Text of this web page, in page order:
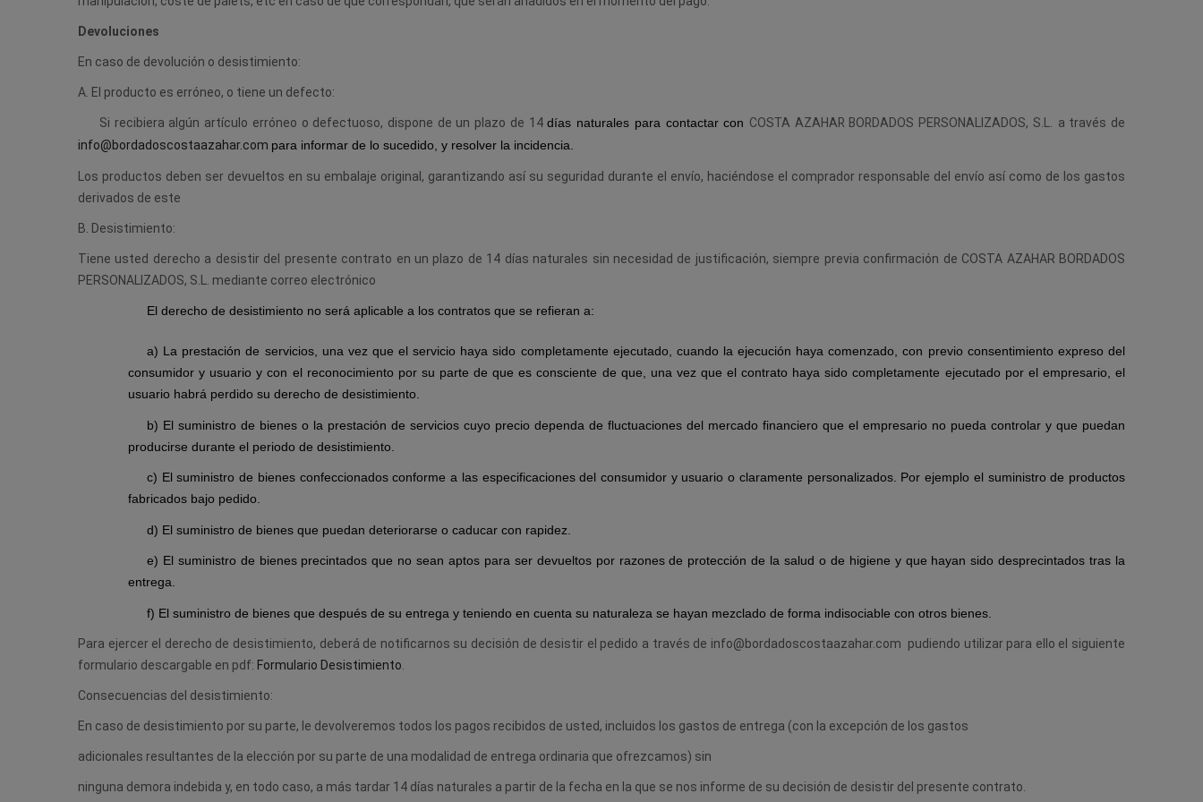
Devoluciones
En caso de devolución o desistimiento:
A. El producto es erróneo, o tiene un defecto:
Si recibiera algún artículo erróneo o defectuoso, dispone de un plazo de 14días naturales para contactar con COSTA AZAHAR BORDADOS PERSONALIZADOS, S.L. a través de
info@bordadoscostaazahar.com para informar de lo sucedido, y resolver la incidencia.
Los productos deben ser devueltos en su embalaje original, garantizando así su seguridad durante el envío, haciéndose el comprador responsable del envío así como de los gastos
derivados de este
B. Desistimiento:
Tiene usted derecho a desistir del presente contrato en un plazo de 14 días naturales sin necesidad de justificación, siempre previa confirmación de COSTA AZAHAR BORDADOS
PERSONALIZADOS, S.L. mediante correo electrónico
El derecho de desistimiento no será aplicable a los contratos que se refieran a:
a) La prestación de servicios, una vez que el servicio haya sido completamente ejecutado, cuando la ejecución haya comenzado, con previo consentimiento expreso del
consumidor y usuario y con el reconocimiento por su parte de que es consciente de que, una vez que el contrato haya sido completamente ejecutado por el empresario, el
usuario habrá perdido su derecho de desistimiento.
b) El suministro de bienes o la prestación de servicios cuyo precio dependa de fluctuaciones del mercado financiero que el empresario no pueda controlar y que puedan
producirse durante el periodo de desistimiento.
c) El suministro de bienes confeccionados conforme a las especificaciones del consumidor y usuario o claramente personalizados. Por ejemplo el suministro de productos
fabricados bajo pedido.
d) El suministro de bienes que puedan deteriorarse o caducar con rapidez.
e) El suministro de bienes precintados que no sean aptos para ser devueltos por razones de protección de la salud o de higiene y que hayan sido desprecintados tras la
entrega.
f) El suministro de bienes que después de su entrega y teniendo en cuenta su naturaleza se hayan mezclado de forma indisociable con otros bienes.
Para ejercer el derecho de desistimiento, deberá de notificarnos su decisión de desistir el pedido a través de info@bordadoscostaazahar.com pudiendo utilizar para ello el siguiente
formulario descargable en pdf: Formulario Desistimiento
Consecuencias del desistimiento:
En caso de desistimiento por su parte, le devolveremos todos los pagos recibidos de usted, incluidos los gastos de entrega (con la excepción de los gastos
adicionales resultantes de la elección por su parte de una modalidad de entrega ordinaria que ofrezcamos) sin
ninguna demora indebida y, en todo caso, a más tardar 14 días naturales a partir de la fecha en la que se nos informe de su decisión de desistir del presente contrato.